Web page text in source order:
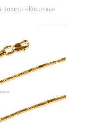
«Косичка»